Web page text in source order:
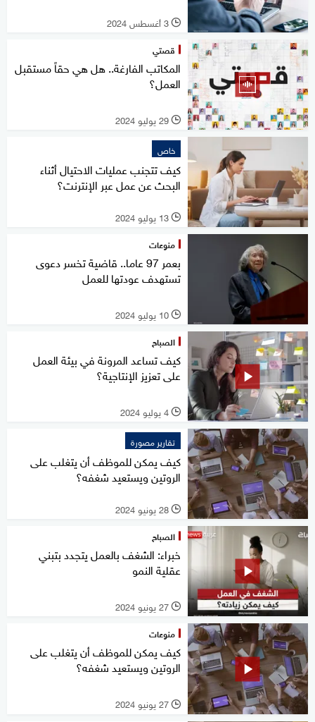
l 3 أغسطس 2024
قصتي
المكاتب الفارغة.. هل هي حقاً مستقبل
العمل؟
l 29 يوليو 2024
خاص
كيف تتجنب عمليات الاحتيال أثناء
البحث عن عمل عبر الإنترنت؟
l 13 يوليو 2024
منوعات
بعمر 97 عاما.. قاضية تخسر دعوى
تستهدف عودتها للعمل
l 10 يوليو 2024
الصباح
كيف تساعد المرونة في بيئة العمل
على تعزيز الإنتاجية؟
l 4 يوليو 2024
تقارير مصورة
كيف يمكن للموظف أن يتغلب على
الروتين ويستعيد شغفه؟
l 28 يونيو 2024
الصباح
خبراء: الشغف بالعمل يتجدد بتبني
عقلية النمو
l 27 يونيو 2024
منوعات
كيف يمكن للموظف أن يتغلب على
الروتين ويستعيد شغفه؟
l 27 يونيو 2024